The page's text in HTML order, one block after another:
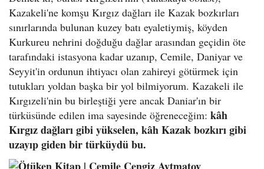
Kazakeli'ne komşu Kırgız dağları ile Kazak bozkırları
sınırlarında bulunan kuzey batı eyaletiymiş, köyden
Kurkureu nehrini doğduğu dağlar arasından geçidin öte
tarafındaki istasyona kadar uzanıp, Cemile, Daniyar ve
Seyyit'in ordunun ihtiyacı olan zahireyi götürmek için
tutukları yoldan başka bir yol bilmiyorum. Kazakeli ile
Kırgızeli'nin bu birleştiği yere ancak Daniar'ın bir
türküsünde edilen ima sayesinde öğreneceğim: kâh
Kırgız dağları gibi yükselen, kâh Kazak bozkırı gibi
uzayıp giden bir türküydü bu.